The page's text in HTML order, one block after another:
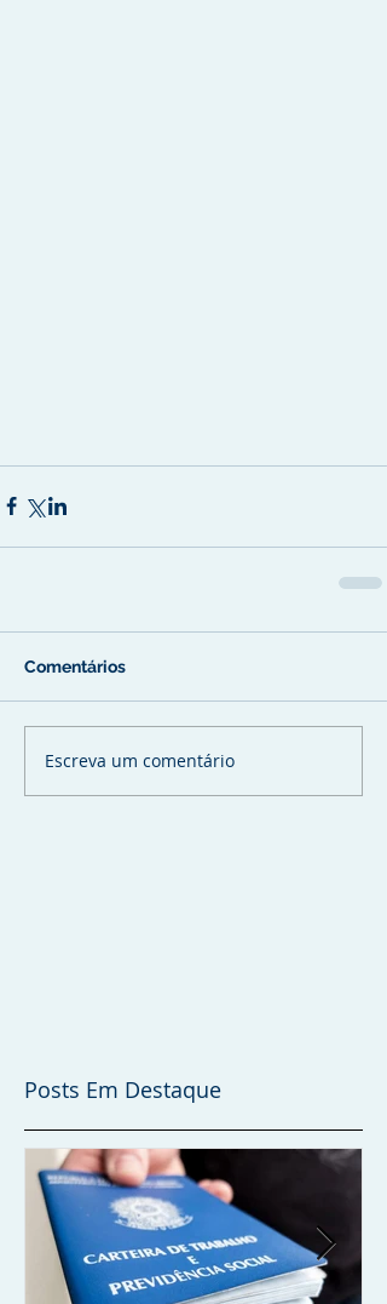
Comentários
Escreva um comentário
Posts Em Destaque